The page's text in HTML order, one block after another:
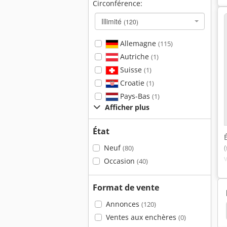
Circonférence:
Illimité (120)
Allemagne (115)
Autriche (1)
Suisse (1)
Croatie (1)
Pays-Bas (1)
Afficher plus
État
Neuf(80)
Occasion (40)
Format de vente
Annonces (120)
Ventes aux enchères (0)
Têtes À Aléser